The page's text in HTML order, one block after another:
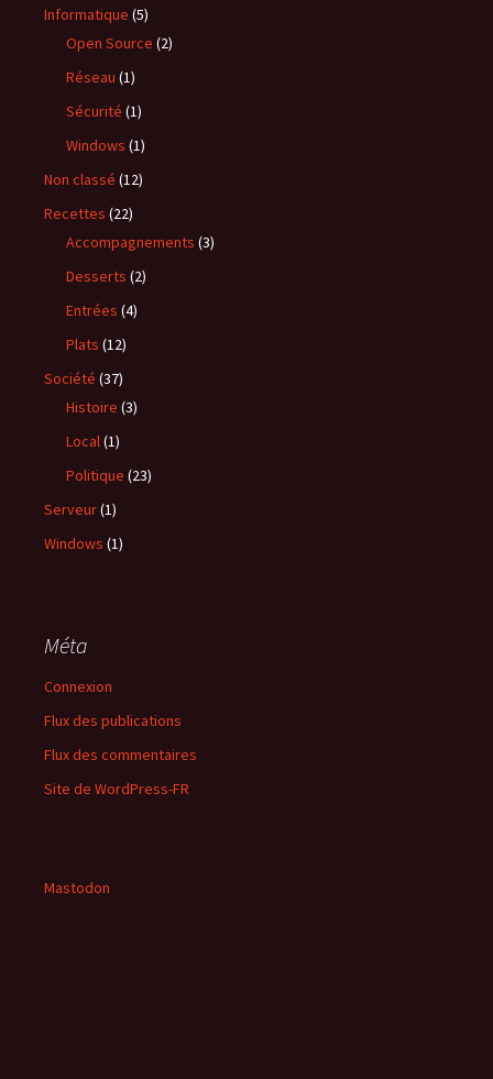
Informatique (5)
Open Source (2)
Réseau (1)
Sécurité (1)
Windows (1)
Non classé (12)
Recettes (22)
Accompagnements (3)
Desserts (2)
Entrées (4)
Plats (12)
Société (37)
Histoire (3)
Local(1)
Politique (23)
Serveur(1)
Windows (1)
Méta
Connexion
Flux des publications
Flux des commentaires
Site de WordPress-FR
Mastodon